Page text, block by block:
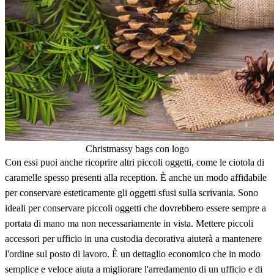
Christmassy bags con logo
Con essi puoi anche ricoprire altri piccoli oggetti, come le ciotola di
caramelle spesso presenti alla reception. È anche un modo affidabile
per conservare esteticamente gli oggetti sfusi sulla scrivania. Sono
ideali per conservare piccoli oggetti che dovrebbero essere sempre a
portata di mano ma non necessariamente in vista. Mettere piccoli
accessori per ufficio in una custodia decorativa aiuterà a mantenere
l'ordine sul posto di lavoro. È un dettaglio economico che in modo
semplice e veloce aiuta a migliorare l'arredamento di un ufficio e di